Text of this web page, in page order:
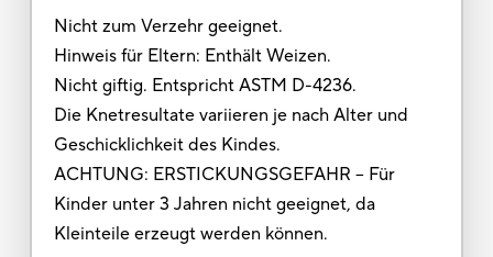
Nicht zum Verzehr geeignet.
Hinweis für Eltern: Enthält Weizen.
Nicht giftig. Entspricht ASTM D-4236.
Die Knetresultate variieren je nach Alter und
Geschicklichkeit des Kindes.
ACHTUNG: ERSTICKUNGSGEFAHR – Für
Kinder unter 3 Jahren nicht geeignet, da
Kleinteile erzeugt werden können.